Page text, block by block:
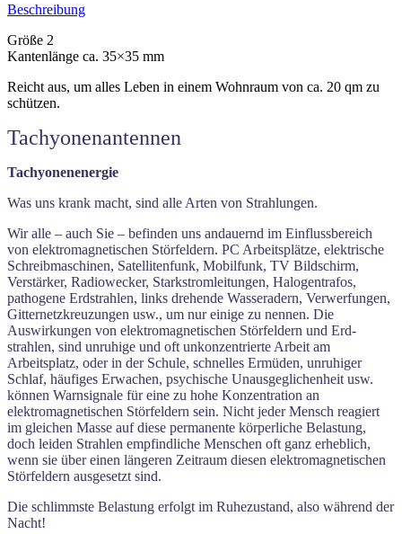
Beschreibung
Größe 2
Kantenlänge ca. 35×35 mm
Reicht aus, um alles Leben in einem Wohnraum von ca. 20 qm zu
schützen.
Tachyonenantennen
Tachyonenenergie
Was uns krank macht, sind alle Arten von Strahlungen.
Wir alle – auch Sie – befinden uns andauernd im Einflussbereich
von elektromagnetischen Störfeldern. PC Arbeitsplätze, elektrische
Schreibmaschinen, Satellitenfunk, Mobilfunk, TV Bildschirm,
Verstärker, Radiowecker, Starkstromleitungen, Halogentrafos,
pathogene Erdstrahlen, links drehende Wasseradern, Verwerfungen,
Gitter­netzkreuzungen usw., um nur einige zu nennen. Die
Auswirkungen von elektromagnetischen Störfeldern und Erd­
strahlen, sind unruhige und oft unkonzentrierte Arbeit am
Arbeitsplatz, oder in der Schule, schnelles Ermüden, unruhiger
Schlaf, häufiges Erwachen, psychische Unausgeglichenheit usw.
können Warnsignale für eine zu hohe Konzentration an
elektromagnetischen Störfeldern sein. Nicht jeder Mensch reagiert
im gleichen Masse auf diese permanente körperliche Belastung,
doch leiden Strahlen empfindliche Menschen oft ganz erheblich,
wenn sie über einen längeren Zeitraum diesen elektromagnetischen
Störfeldern ausgesetzt sind.
Die schlimmste Belastung erfolgt im Ruhezustand, also während der
Nacht!